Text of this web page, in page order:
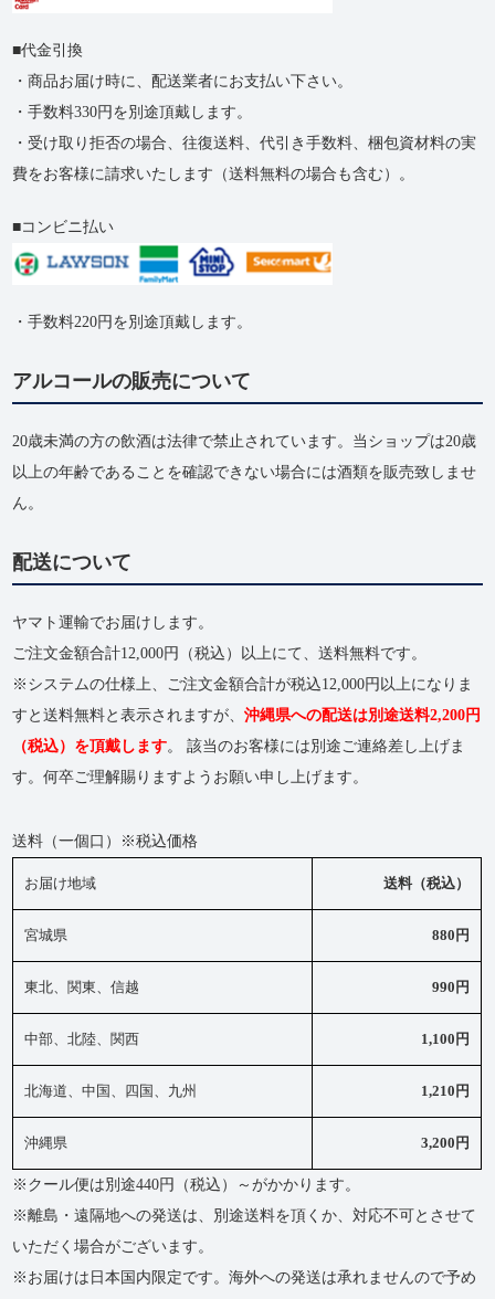
代金引換
・商品お届け時に、配送業者にお支払い下さい。
・手数料330円を別途頂戴します。
・受け取り拒否の​場合、​往復送料、​代引き手数料、​梱包資材料の​実
費を​お客様に​請求いたします​（送料無料の​場合も​含む）。
コンビニ払い
・手数料220円を別途頂戴します。
アルコールの販売について
20歳未満の方の飲酒は法律で禁止されています。当ショップは20歳
以上の年齢であることを確認できない場合には酒類を販売致しませ
ん。
配送について
ヤマト運輸でお届けします。
ご注文金額合計12,000円（税込）以上にて、送料無料です。
※システムの仕様上、ご注文金額合計が税込12,000円以上になりま
すと送料無料と表示されますが、沖縄県への配送は別途送料2,200円
（税込）を頂戴します。 該当のお客様には別途ご連絡差し上げま
す。何卒ご理解賜りますようお願い申し上げます。
送料（一個口）※税込価格
お届け地域 送料（税込）
宮城県 880円
東北、関東、信越 990円
中部、北陸、関西 1,100円
北海道、中国、四国、九州 1,210円
沖縄県 3,200円
※クール便は別途440円（税込）～がかかります。
※離島・遠隔地への発送は、別途送料を頂くか、対応不可とさせて
いただく場合がございます。
※お届けは日本国内限定です。海外への発送は承れませんので予め